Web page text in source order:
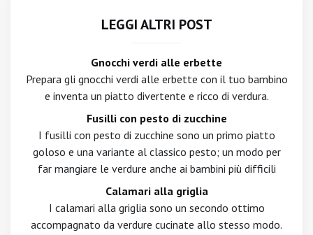
LEGGI ALTRI POST
Gnocchi verdi alle erbette
Prepara gli gnocchi verdi alle erbette con il tuo bambino
e inventa un piatto divertente e ricco di verdura.
Fusilli con pesto di zucchine
I fusilli con pesto di zucchine sono un primo piatto
goloso e una variante al classico pesto; un modo per
far mangiare le verdure anche ai bambini più difficili
Calamari alla griglia
I calamari alla griglia sono un secondo ottimo
accompagnato da verdure cucinate allo stesso modo.